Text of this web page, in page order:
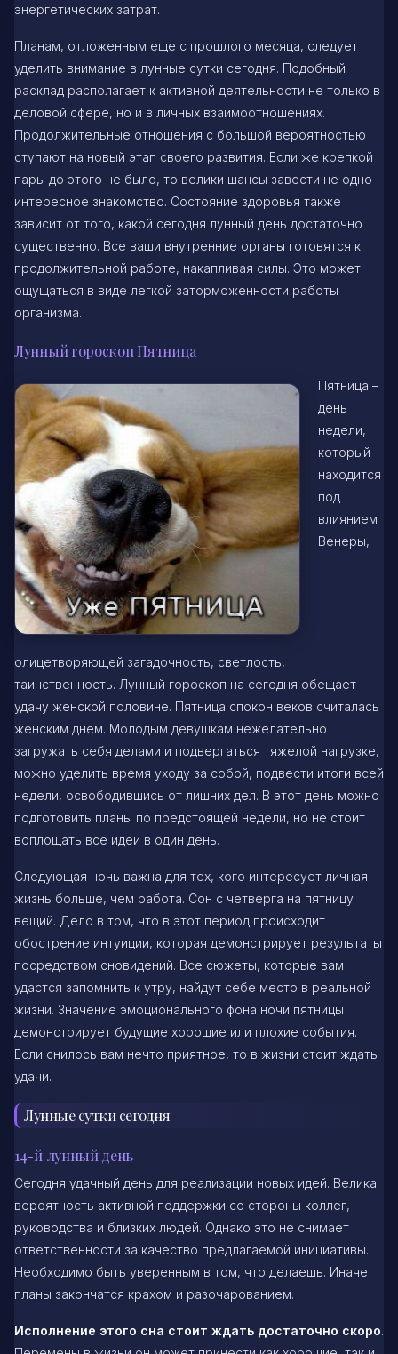
энергетических затрат.
Планам, отложенным еще с прошлого месяца, следует
уделить внимание в лунные сутки сегодня. Подобный
расклад располагает к активной деятельности не только в
деловой сфере, но и в личных взаимоотношениях.
Продолжительные отношения с большой вероятностью
ступают на новый этап своего развития. Если же крепкой
пары до этого не было, то велики шансы завести не одно
интересное знакомство. Состояние здоровья также
зависит от того, какой сегодня лунный день достаточно
существенно. Все ваши внутренние органы готовятся к
продолжительной работе, накапливая силы. Это может
ощущаться в виде легкой заторможенности работы
организма.
Лунный гороскоп Пятница
Пятница –
день
недели,
который
находится
под
влиянием
Венеры,
олицетворяющей загадочность, светлость,
таинственность. Лунный гороскоп на сегодня обещает
удачу женской половине. Пятница спокон веков считалась
женским днем. Молодым девушкам нежелательно
загружать себя делами и подвергаться тяжелой нагрузке,
можно уделить время уходу за собой, подвести итоги всей
недели, освободившись от лишних дел. В этот день можно
подготовить планы по предстоящей недели, но не стоит
воплощать все идеи в один день.
Следующая ночь важна для тех, кого интересует личная
жизнь больше, чем работа. Сон с четверга на пятницу
вещий. Дело в том, что в этот период происходит
обострение интуиции, которая демонстрирует результаты
посредством сновидений. Все сюжеты, которые вам
удастся запомнить к утру, найдут себе место в реальной
жизни. Значение эмоционального фона ночи пятницы
демонстрирует будущие хорошие или плохие события.
Если снилось вам нечто приятное, то в жизни стоит ждать
удачи.
Лунные сутки сегодня
14-й лунный день
Сегодня удачный день для реализации новых идей. Велика
вероятность активной поддержки со стороны коллег,
руководства и близких людей. Однако это не снимает
ответственности за качество предлагаемой инициативы.
Необходимо быть уверенным в том, что делаешь. Иначе
планы закончатся крахом и разочарованием.
Исполнение этого сна стоит ждать достаточно скоро.